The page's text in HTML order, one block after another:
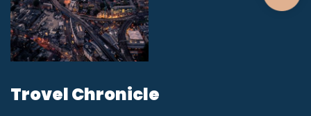
Trovel Chronicle